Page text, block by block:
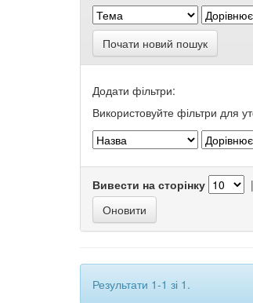
Почати новий пошук
Додати фільтри:
Використовуйте фільтри для
Вивести на сторінку |
Результати 1-1 зі 1.